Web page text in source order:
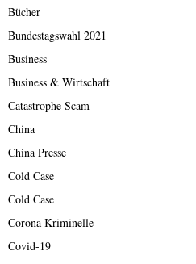
Bücher
Bundestagswahl 2021
Business
Business & Wirtschaft
Catastrophe Scam
China
China Presse
Cold Case
Cold Case
Corona Kriminelle
Covid-19